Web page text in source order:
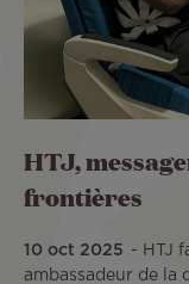
HTJ,
frontières
10 oct 2025
HTJ
ambassadeur de la